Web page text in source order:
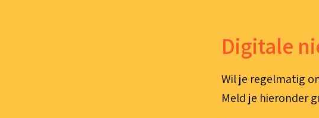
Digitale
Wil je regelmatig
Meld je hieronder